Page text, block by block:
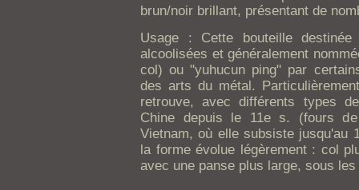
brun/noir brillant, présentant de
Usage : Cette bouteille
alcoolisées et généralement
col) ou "yuhucun ping" par
des arts du métal.
retrouve, avec différents types
Chine depuis le 11e s. (fours
Vietnam, où elle subsiste jusqu'au
la forme évolue légèrement : col
avec une panse plus large, sous les